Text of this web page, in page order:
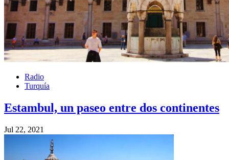
Radio
Turquía
Estambul, un paseo entre dos continentes
Jul 22, 2021